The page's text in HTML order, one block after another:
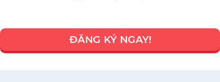
ĐĂNG KÝ NGAY!